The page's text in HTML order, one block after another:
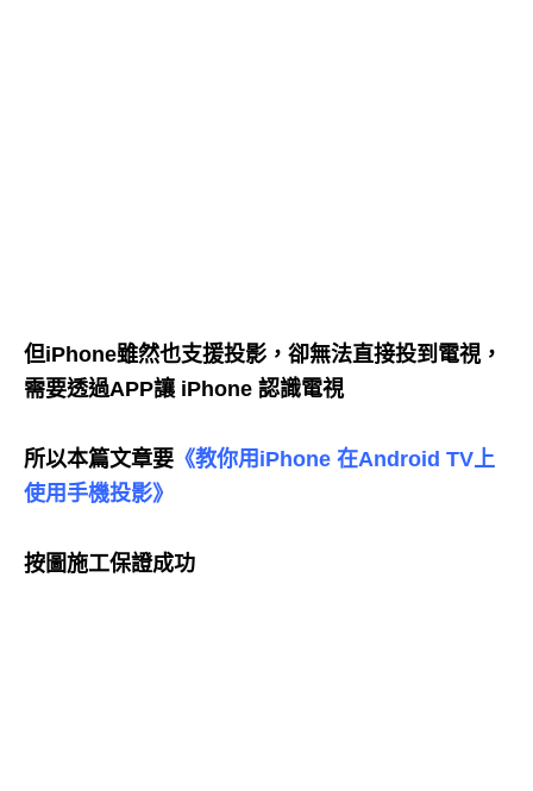
但iPhone雖然也支援投影，卻無法直接投到電視，
需要透過APP讓 iPhone 認識電視
所以本篇文章要 《教你用iPhone 在Android TV上
使用手機投影》
按圖施工保證成功